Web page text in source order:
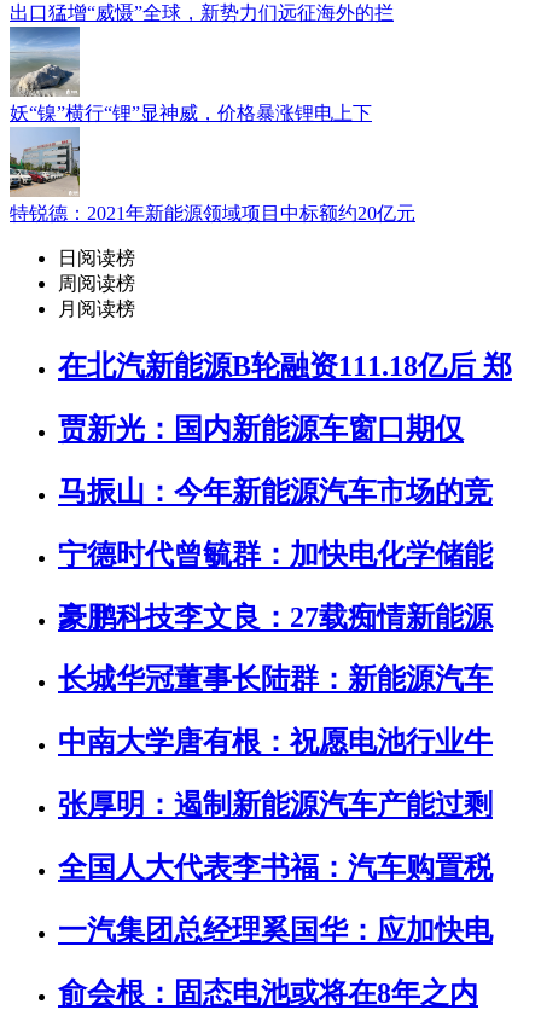
出口猛增“威慑”全球，新势力们远征海外的拦
妖“镍”横行“锂”显神威，价格暴涨锂电上下
特锐德：2021年新能源领域项目中标额约20亿元
日阅读榜
周阅读榜
月阅读榜
在北汽新能源B轮融资111.18亿后 郑
贾新光：国内新能源车窗口期仅
马振山：今年新能源汽车市场的竞
宁德时代曾毓群：加快电化学储能
豪鹏科技李文良：27载痴情新能源
长城华冠董事长陆群：新能源汽车
中南大学唐有根：祝愿电池行业牛
张厚明：遏制新能源汽车产能过剩
全国人大代表李书福：汽车购置税
一汽集团总经理奚国华：应加快电
俞会根：固态电池或将在8年之内